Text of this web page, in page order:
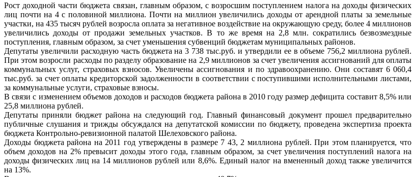
Рост доходной части бюджета связан, главным образом, с возросшим поступлением налога на доходы физических
лиц почти на 4 с половиной миллиона. Почти на миллион увеличились доходы от арендной платы за земельные
участки, на 435 тысяч рублей возросла оплата за негативное воздействие на окружающую среду, более 4 миллионов
увеличились доходы от продажи земельных участков. В то же время на 2,8 млн. сократились безвозмездные
поступления, главным образом, за счет уменьшения субвенций бюджетам муниципальных районов.
Депутаты увеличили расходную часть бюджета на 3 738 тыс.руб. и утвердили ее в объеме 756,2 миллиона рублей.
При этом возросли расходы по разделу образование на 2,9 миллионов за счет увеличения ассигнований для оплаты
коммунальных услуг, страховых взносов. Увеличены ассигнования и по здравоохранению. Они составят 6 060,4
тыс.руб. за счет оплаты кредиторской задолженности в соответствии с поступившими исполнительными листами,
за коммунальные услуги, страховые взносы.
В связи с изменением объемов доходов и расходов бюджета района в 2010 году размер дефицита составит 8,5% или
25,8 миллиона рублей.
Депутаты приняли бюджет района на следующий год. Главный финансовый документ прошел предварительно
публичные слушания и трижды обсуждался на депутатской комиссии по бюджету, проведена экспертиза проекта
бюджета Контрольно-ревизионной палатой Шелеховского района.
Доходы бюджета района на 2011 год утверждены в размере 7 43, 2 миллиона рублей. При этом планируется, что
объем доходов на 2% превысит доходы этого года, главным образом, за счет увеличения поступлений налога на
доходы физических лиц на 14 миллионов рублей или 8,6%. Единый налог на вмененный доход также увеличится
на 13%.